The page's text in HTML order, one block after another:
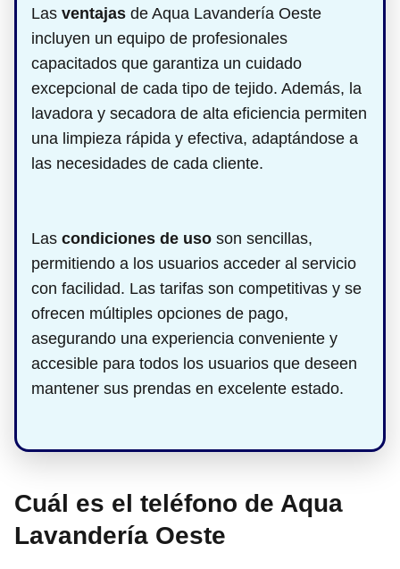
Las ventajas de Aqua Lavandería Oeste
incluyen un equipo de profesionales
capacitados que garantiza un cuidado
excepcional de cada tipo de tejido. Además, la
lavadora y secadora de alta eficiencia permiten
una limpieza rápida y efectiva, adaptándose a
las necesidades de cada cliente.
Las condiciones de uso son sencillas,
permitiendo a los usuarios acceder al servicio
con facilidad. Las tarifas son competitivas y se
ofrecen múltiples opciones de pago,
asegurando una experiencia conveniente y
accesible para todos los usuarios que deseen
mantener sus prendas en excelente estado.
Cuál es el teléfono de Aqua
Lavandería Oeste